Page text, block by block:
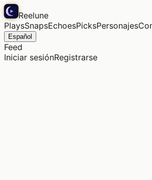
Reelune
PlaysSnapsEchoesPicksPersonajes
Español
Feed
Iniciar sesiónRegistrarse